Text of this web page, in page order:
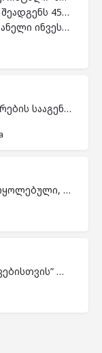
ხარისხიან ფინანსურ მომსახურებას უწევს 25,000
პასუხისმგებლობის მქონე მიკროსაფინანსო ორგანიზაციების სამეულში.
აშშ საერთაშორისო განვითარების სააგენტომ საქართველოში საქმიანობა 1992 წელს დაიწყო. გასული წლების განმავლობაში ამერიკელმა ხალხმა, აშშ საერთაშორისო განვითარების სააგენტოს საშუალებით, საქართველოში დაახლოებით მილიარდ ნახევარი დოლარის ოდენობის ინვესტიცია განახორციელა, გრანტების და კონტრაქტების საშუალებით. ყველა მის მიერ დაფინანსებული პროექტი გამიზნულია საქართველოს დასახმარებლად და ქვეყნის თავისუფალ და განვითარებულ დემოკრატიულ სახელმწიფოდ ჩამოსაყალიბებლად. კერძოდ, ის ხელს უწყობს ისეთი პროგრამების განვითარებას, რომელიც ხელს უწყობს ქვეყნის ეკონომიკურ ზრდას, გამჭვირვალე და ანგარიშვალდებული მმართველობის განვითარებას, ენერგეტიკული და ეკოლოგიური საკითხების, ჯანდაცვის და განათლების სისტემების გაუმჯობესებას.
1989 წლიდან მოყოლებული, ორგანიზაციას განხორციელებული აქვს რამოდენიმე ათეული პროგრამა საქართველოში. მისი პროგრამები ხელს უწყობს სკოლებში სამოქალაქო განათლების სწავლების ხარისხის გაუმჯობესებას, სამოქალაქო განათლების პედაგოგების პროფესიულ განვითარებას, მოზარდებში დანაშაულის პრევენციას, ახალგაზრებში სამეწარმეო უნარ-შესაძლებლობების გაზრდას და დასაქმების ხელშეწყობას, სახალხო დიპლომატიას, სკოლებში ინგლისური ენის სწავლა-სწავლების განვითარებას, ინგლისური ენის ხელმისაწვდომობას სოციალურად დაუცველი ახალგაზრდებისთვის, საზოგადოებაზე ორიენტირებული პოლიციის პრაქტიკების დანერგვას, ახალი ტექნოლოგიური გადაწყვეტილებების დანერგვას განათლებაში და მესამე სექტორში. მისი პროგრამები ასევე მიმართული იყო ოჯახური ძალადობის პრევენციაზე და ქალების გაძლიერებაზე რეგიონებში. ორგანიზაცია წლების მანძილზე ანხორციელებდა გაცვლით პროგრამებს აშშ-ში, სადაც 700 - ზე მეტ საქართველოს მოქალაქეს აქვს მონაწილეობა მიღებული. ორგანიზაციას აქვს დიდი გამოცდილება საგრანტო პროგრამების ადმინისტრირების მიმართულებით, რომელიც ხელს უწყობს სამოქალაქო აქტივიზმის და ახალგაზრდული სერვისების დანერგვას საქართველოს ყველა რეგიონში.
“მაკლეინის ასოციაცია ბავშვებისთვის” დაარსდა 2008 წელს და მისი მიზანია საქართველოში დაუცველი ადამიანების ცხოვრების გაუმჯობესება და მათი შესაძლებლობების მაქსიმალურად გამოსავლენად რესურსების და მომსახურებების უზრუნველყოფა. “მაკლეინის ასოციაცია ბავშვებისთვის” მიიჩნევს, რომ საზოგადოების ინიციატივებს გადამწყვეტი როლი აქვს შეზღუდული შესაძლებლობის მქონე და მათთან მომუშავე პირთათვის დახმარების მობილიზებასა და მხარდაჭერაში.